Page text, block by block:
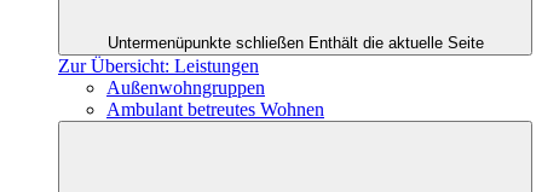
Untermenüpunkte schließen Enthält die aktuelle Seite
Zur Übersicht: Leistungen
Außenwohngruppen
Ambulant betreutes Wohnen